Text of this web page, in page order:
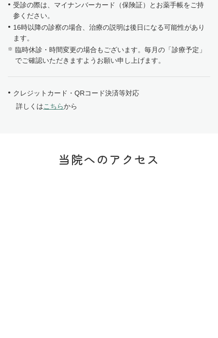
受診の際は、マイナンバーカード（保険証）とお薬手帳をご持
参ください。
16時以降の診察の場合、治療の説明は後日になる可能性があり
ます。
臨時休診・時間変更の場合もございます。毎月の「診療予定」
でご確認いただきますようお願い申し上げます。
クレジットカード・QRコード決済等対応
詳しくはこちらから
当院へのアクセス